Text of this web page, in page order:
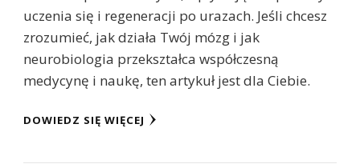
uczenia się i regeneracji po urazach. Jeśli chcesz
zrozumieć, jak działa Twój mózg i jak
neurobiologia przekształca współczesną
medycynę i naukę, ten artykuł jest dla Ciebie.
DOWIEDZ SIĘ WIĘCEJ